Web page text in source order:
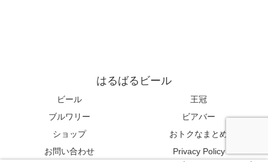
はるばるビール
ビール
王冠
ブルワリー
ビアバー
ショップ
おトクなまとめ
お問い合わせ
Privacy Policy